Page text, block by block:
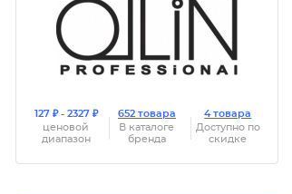
127 ₽ - 2327 ₽
ценовой
диапазон
652 товара
В каталоге
бренда
4 товара
Доступно по
скидке